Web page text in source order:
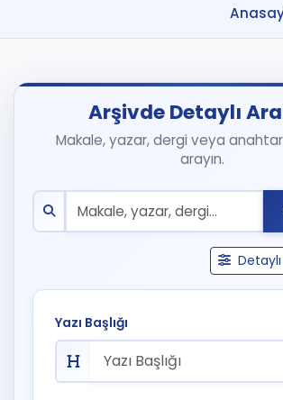
Arşivde Detaylı
Makale, yazar, dergi veya
arayın.
Yazı Başlığı